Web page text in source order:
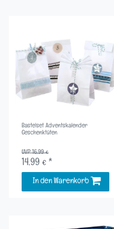
Bastelset Adventskalender
Geschenktüten
UVP 16,99 €
14,99 € *
In den Warenkorb